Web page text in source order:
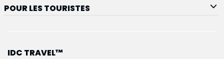
POUR LES TOURISTES
IDC TRAVEL™